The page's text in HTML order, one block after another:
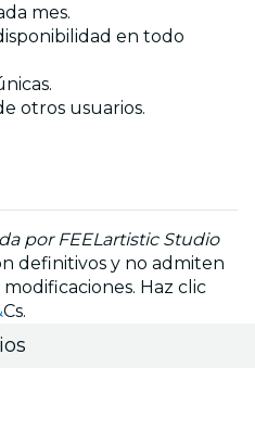
mes.
en todo
otros usuarios.
por FEELartistic Studio
definitivos y no admiten
Haz clic
Cs.